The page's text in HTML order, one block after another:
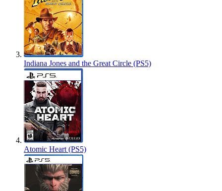
Indiana Jones and the Great Circle (PS5)
Atomic Heart (PS5)